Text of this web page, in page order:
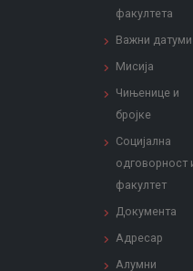
факултета
Важни датуми
Мисија
Чињенице и
бројке
Социјална
одговорност
факултет
Документа
Адресар
Алумни